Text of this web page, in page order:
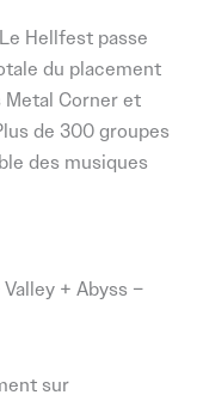
Hellfest passe
du placement
Metal Corner et
de 300 groupes
des musiques
+ Abyss –
sur